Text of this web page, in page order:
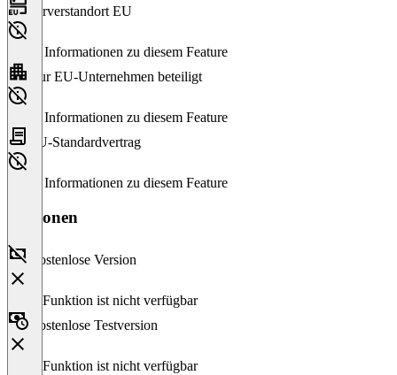
Serverstandort EU
Keine Informationen zu diesem Feature
Nur EU-Unternehmen beteiligt
Keine Informationen zu diesem Feature
EU-Standardvertrag
Keine Informationen zu diesem Feature
Versionen
Kostenlose Version
Diese Funktion ist nicht verfügbar
Kostenlose Testversion
Diese Funktion ist nicht verfügbar